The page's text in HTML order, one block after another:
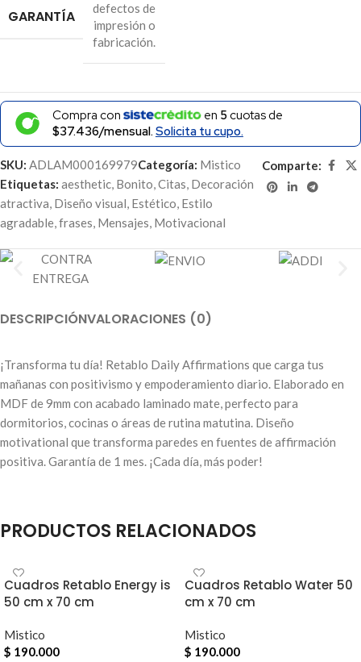
GARANTÍA
defectos de
impresión o
fabricación.
Compra con en 5 cuotas de
$37.436/mensual. Solicita tu cupo.
SKU: ADLAM000169979Categoría: Mistico
Etiquetas: aesthetic Bonito Citas Decoración
atractiva Diseño visual Estético Estilo
agradable frases Mensajes Motivacional
Comparte:
DESCRIPCIÓNVALORACIONES (0)
¡Transforma tu día! Retablo Daily Affirmations que carga tus
mañanas con positivismo y empoderamiento diario. Elaborado en
MDF de 9mm con acabado laminado mate, perfecto para
dormitorios, cocinas o áreas de rutina matutina. Diseño
motivational que transforma paredes en fuentes de affirmación
positiva. Garantía de 1 mes. ¡Cada día, más poder!
PRODUCTOS RELACIONADOS
Cuadros Retablo Energy is
50 cm x 70 cm
Mistico
$ 190.000
Cuadros Retablo Water 50
cm x 70 cm
Mistico
$ 190.000